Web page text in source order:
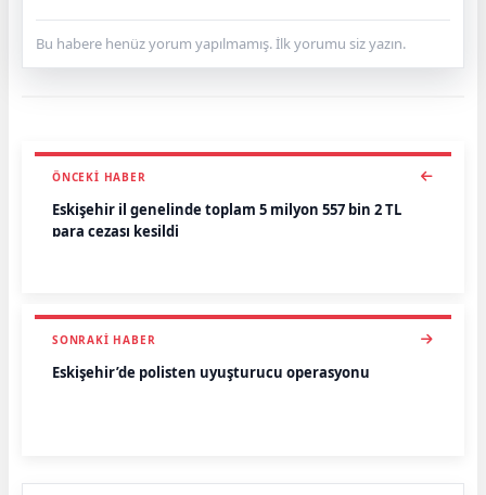
Bu habere henüz yorum yapılmamış. İlk yorumu siz yazın.
ÖNCEKI HABER
Eskişehir il genelinde toplam 5 milyon 557 bin 2 TL
para cezası kesildi
SONRAKI HABER
Eskişehir’de polisten uyuşturucu operasyonu